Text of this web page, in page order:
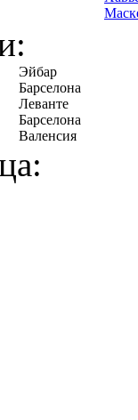
Эйбар
Барселона
Леванте
Барселона
Валенсия